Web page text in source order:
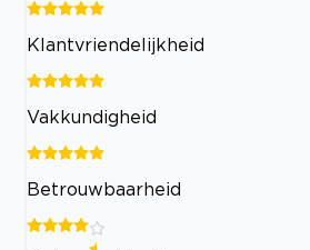
Klantvriendelijkheid
Vakkundigheid
Betrouwbaarheid